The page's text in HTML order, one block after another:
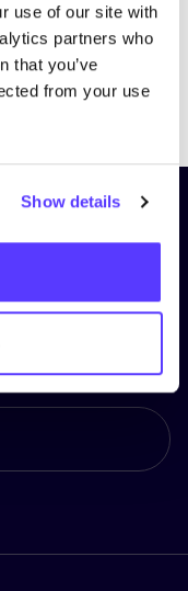
use of our site with
partners who
that you’ve
from your use
Show details
PreviousNext